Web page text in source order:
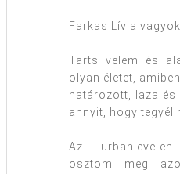
Farkas Lívia
Tarts velem és
olyan életet,
határozott, laza és
annyit, hogy tegyél
Az urban:eve-
osztom meg